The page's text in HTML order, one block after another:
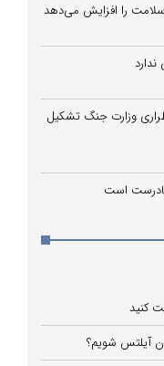
را افزایش می‌دهد
وزارت جنگ تشکیل
است
آیلتس شویم؟